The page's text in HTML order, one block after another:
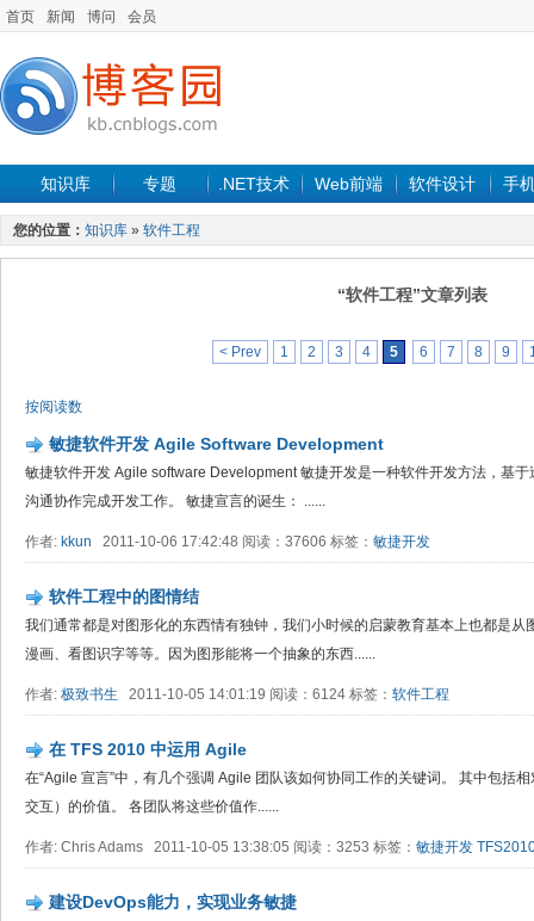
首页 新闻 博问 会员
知识库 专题 .NET技术 Web前端 软件设计 手
您的位置： 知识库 » 软件工程
“软件工程”文章列表
< Prev 1 2 3 4 5 6 7 8 9
按阅读数
敏捷软件开发 Agile Software Development
敏捷软件开发 Agile software Development 敏捷开发是一种软件开发方法，基
沟通协作完成开发工作。 敏捷宣言的诞生： ......
作者: kkun 2011-10-06 17:42:48 阅读：37606 标签： 敏捷开发
软件工程中的图情结
我们通常都是对图形化的东西情有独钟，我们小时候的启蒙教育基本上也都是
漫画、看图识字等等。因为图形能将一个抽象的东西......
作者: 极致书生 2011-10-05 14:01:19 阅读：6124 标签： 软件工程
在 TFS 2010 中运用 Agile
在“Agile 宣言”中，有几个强调 Agile 团队该如何协同工作的关键词。 其中包括
交互）的价值。 各团队将这些价值作......
作者: Chris Adams 2011-10-05 13:38:05 阅读：3253 标签： 敏捷开发
建设DevOps能力，实现业务敏捷